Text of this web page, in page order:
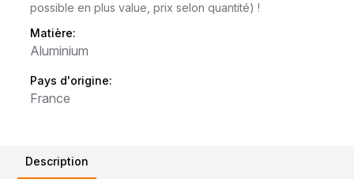
possible en plus value, prix selon quantité) !
Matière:
Aluminium
Pays d'origine:
France
Description